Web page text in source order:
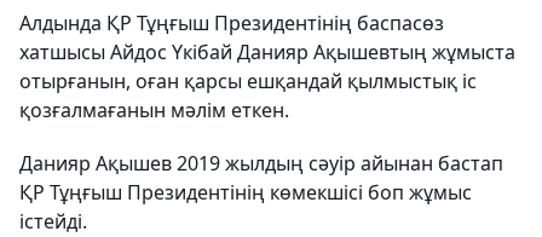
Алдында ҚР Тұңғыш Президентінің баспасөз
хатшысы Айдос Үкібай Данияр Ақышевтың жұмыста
отырғанын, оған қарсы ешқандай қылмыстық іс
қозғалмағанын мәлім еткен.
Данияр Ақышев 2019 жылдың сәуір айынан бастап
ҚР Тұңғыш Президентінің көмекшісі боп жұмыс
істейді.